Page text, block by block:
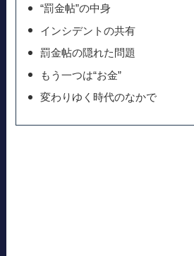
“罰金帖”の中身
インシデントの共有
罰金帖の隠れた問題
もう一つは“お金”
変わりゆく時代のなかで